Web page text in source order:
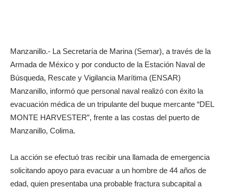
Manzanillo.- La Secretaría de Marina (Semar), a través de la
Armada de México y por conducto de la Estación Naval de
Búsqueda, Rescate y Vigilancia Marítima (ENSAR)
Manzanillo, informó que personal naval realizó con éxito la
evacuación médica de un tripulante del buque mercante “DEL
MONTE HARVESTER”, frente a las costas del puerto de
Manzanillo, Colima.
La acción se efectuó tras recibir una llamada de emergencia
solicitando apoyo para evacuar a un hombre de 44 años de
edad, quien presentaba una probable fractura subcapital a